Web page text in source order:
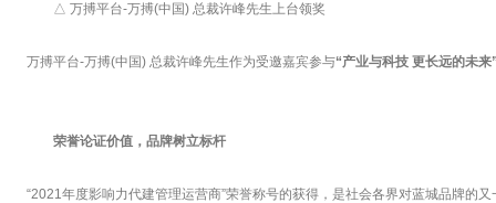
△ 万搏平台-万搏(中国) 总裁许峰先生上台领奖
万搏平台-万搏(中国) 总裁许峰先生作为受邀嘉宾参与“产业与科技 更长远的未来
荣誉论证价值，品牌树立标杆
“2021年度影响力代建管理运营商”荣誉称号的获得，是社会各界对蓝城品牌的又